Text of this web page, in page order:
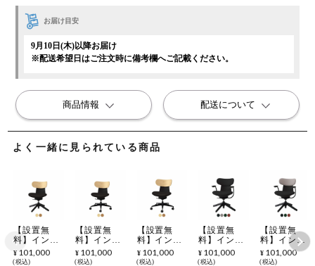
よく一緒に見られている商品
【設置無
料】イング
ライフ
ingLIFE オ
¥ 101,000
税込
【設置無
料】イング
ライフ
ingLIFE オ
¥ 101,000
税込
【設置無
料】イング
ライフ
ingLIFE オ
¥ 101,000
税込
【設置無
料】イング
ライフ
ingLIFE オ
¥ 101,000
税込
【設置無
料】イング
ライフ
ingLIFE オ
¥ 101,000
税込
お届け目安
9月10日(木)以降お届け
※配送希望日はご注文時に備考欄へご記載ください。
商品情報 配送について